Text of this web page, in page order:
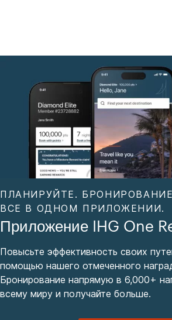
ПЛАНИРУЙТЕ.
ВСЕ В ОДНОМ ПРИЛОЖЕНИИ.
Приложение IHG One
Повысьте эффективность своих
помощью нашего отмеченного
Бронирование напрямую в 6,000+
всему миру и получайте больше.